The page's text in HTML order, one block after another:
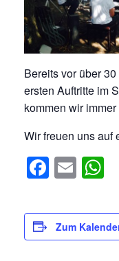
Bereits vor über
ersten Auftritte im
kommen wir
Wir freuen uns auf
Email
Zum